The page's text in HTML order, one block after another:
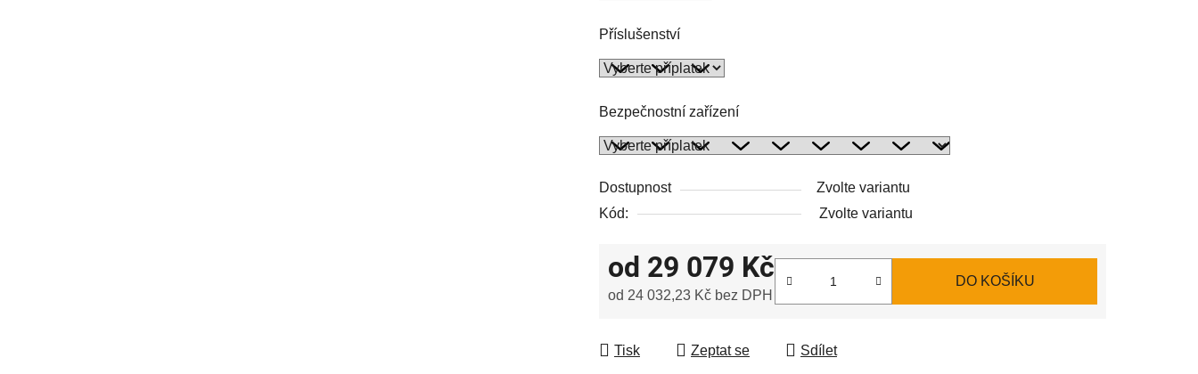
Příslušenství
Bezpečnostní zařízení
Dostupnost
Zvolte variantu
Kód:
Zvolte variantu
od 29 079 Kč
od 24 032,23 Kč bez DPH
DO KOŠÍKU
Tisk Zeptat se Sdílet